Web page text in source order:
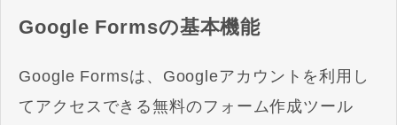
Google Formsの基本機能
Google Formsは、Googleアカウントを利用し
てアクセスできる無料のフォーム作成ツール